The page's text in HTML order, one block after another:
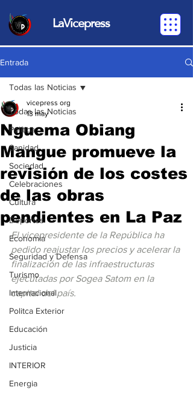
LaVicepress
Entrada
Todas las Noticias
Política
Sanidad
Sociedad
Celebraciones
Cultura
Deportes
Economia
Seguridad y Defensa
Turismo
Internacional
Politca Exterior
Educación
Justicia
INTERIOR
Energia
Todas las Noticias
Nguema Obiang
Mangue promueve la
revisión de los costes
de las obras
pendientes en La Paz
vicepress org
13 may
El vicepresidente de la República ha
pedido reajustar los precios y acelerar la
finalización de las infraestructuras
ejecutadas por Sogea Satom en la
capital del país.